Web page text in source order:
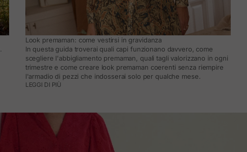
Look premaman: come vestirsi in gravidanza
In questa guida troverai quali capi funzionano davvero, come
scegliere l'abbigliamento premaman, quali tagli valorizzano in ogni
trimestre e come creare look premaman coerenti senza riempire
l'armadio di pezzi che indosserai solo per qualche mese.
LEGGI DI PIÙ